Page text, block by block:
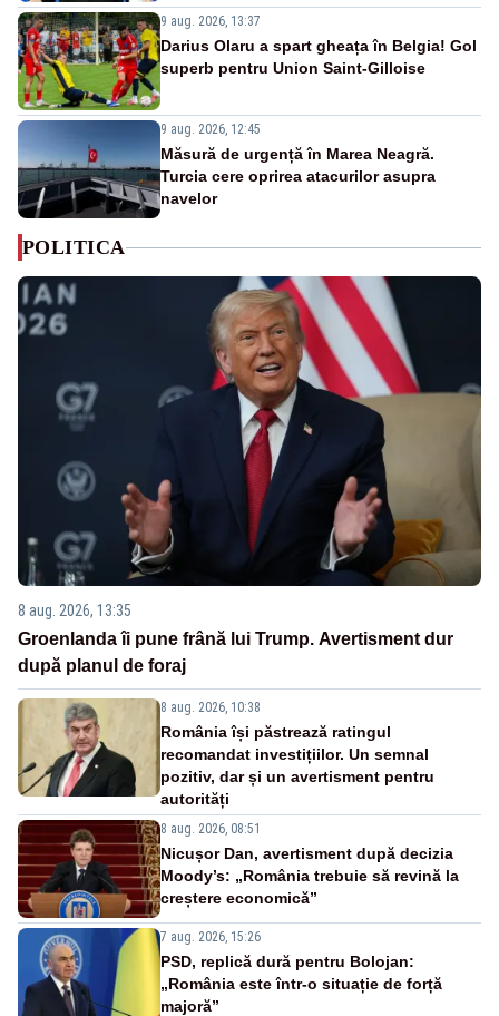
9 aug. 2026, 13:37
Darius Olaru a spart gheața în Belgia! Gol
superb pentru Union Saint-Gilloise
9 aug. 2026, 12:45
Măsură de urgență în Marea Neagră.
Turcia cere oprirea atacurilor asupra
navelor
POLITICA
8 aug. 2026, 13:35
Groenlanda îi pune frână lui Trump. Avertisment dur
după planul de foraj
8 aug. 2026, 10:38
România își păstrează ratingul
recomandat investițiilor. Un semnal
pozitiv, dar și un avertisment pentru
autorități
8 aug. 2026, 08:51
Nicușor Dan, avertisment după decizia
Moody’s: „România trebuie să revină la
creștere economică”
7 aug. 2026, 15:26
PSD, replică dură pentru Bolojan:
„România este într-o situație de forță
majoră”